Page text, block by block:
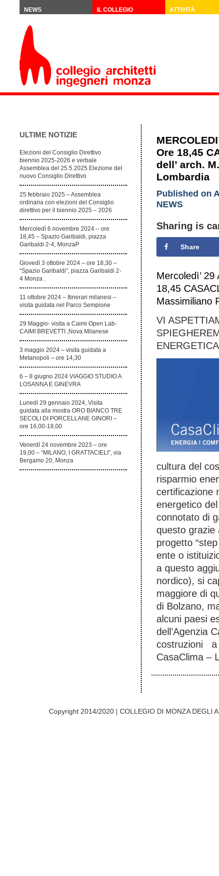
NEWS IL COLLEGIO ATTIVITÀ
ULTIME NOTIZIE
Elezioni del Consiglio Direttivo
biennio 2025-2026 e verbale
Assemblea del 25.5.2025 Elezione del
nuovo Consiglio Direttivo
25 febbraio 2025 – Assemblea
ordinaria con elezioni del Consiglio
direttivo per il biennio 2025 – 2026
Mercoledì 6 novembre 2024 – ore
18,45 – Spazio Garibaldi, piazza
Garibaldi 2-4, MonzaP
Giovedì 3 ottobre 2024 – ore 18,30 –
“Spazio Garibaldi”, piazza Garibaldi 2-
4 Monza .
11 ottobre 2024 – Itinerari milanesi –
visita guidata nel Parco Sempione
29 Maggio- visita a Caimi Open Lab-
CAIMI BREVETTI ,Nova Milanese
3 maggio 2024 – visita guidata a
Metanopoli – ore 14,30
6 – 8 giugno 2024 VIAGGIO STUDIO A
LOSANNA E GINEVRA
Lunedì 29 gennaio 2024, Visita
guidata alla mostra ORO BIANCO TRE
SECOLI DI PORCELLANE GINORI –
ore 16,00-18,00
Venerdì 24 novembre 2023 – ore
19,00 – “MILANO, I GRATTACIELI”, via
Bergamo 20, Monza
Ore 18,45
dell’ arch.
Lombardia
Published on
NEWS
Sharing is
Share
Mercoledì’
18,45
Massimiliano
VI
ENERGETICA
cultura del
risparmio
certificazione
energetico
connotato di
questo grazie
progetto
ente o
a questo
nordico), si
maggiore di
di Bolzano,
alcuni paesi
dell’Agenzia
costruzioni a
CasaClima –
Copyright 2014/2020 | COLLEGIO DI MONZA DEGLI